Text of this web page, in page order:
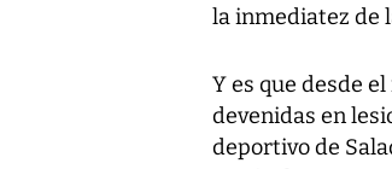
la inmediatez de
Y es que desde
devenidas en
deportivo de